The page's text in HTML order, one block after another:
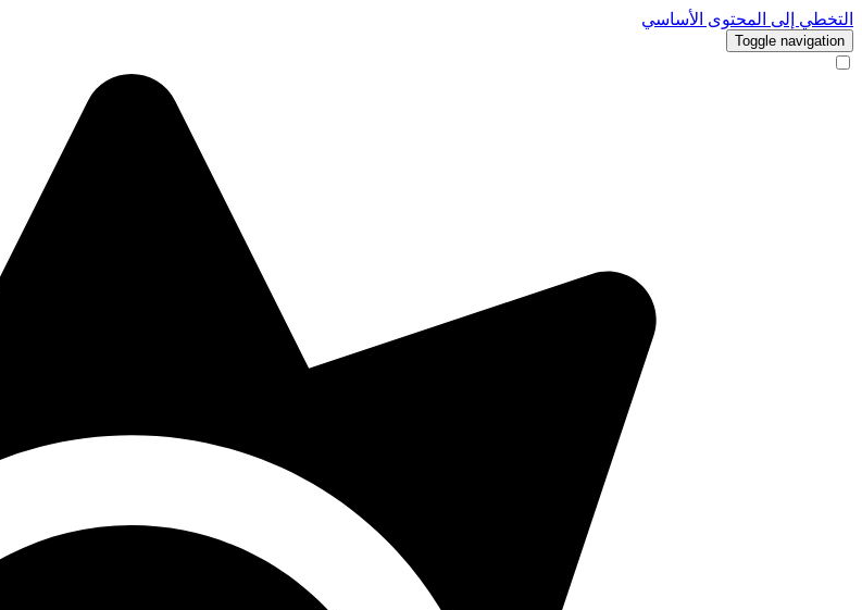
التخطي إلى المحتوى الأساسي
Toggle navigation